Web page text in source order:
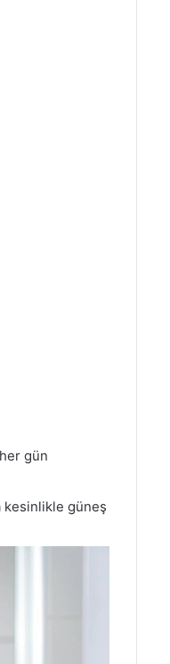
gün
kesinlikle güneş